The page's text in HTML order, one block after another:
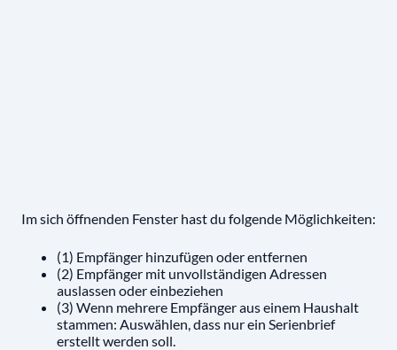
Im sich öffnenden Fenster hast du folgende Möglichkeiten:
(1) Empfänger hinzufügen oder entfernen
(2) Empfänger mit unvollständigen Adressen
auslassen oder einbeziehen
(3) Wenn mehrere Empfänger aus einem Haushalt
stammen: Auswählen, dass nur ein Serienbrief
erstellt werden soll.